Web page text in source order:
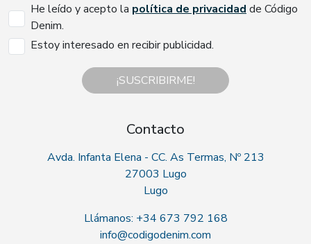
He leído y acepto la política de privacidadde Código
Denim.
Estoy interesado en recibir publicidad.
¡SUSCRIBIRME!
Contacto
Avda. Infanta Elena - CC. As Termas, Nº 213
27003 Lugo
Lugo
Llámanos: +34 673 792 168
info@codigodenim.com